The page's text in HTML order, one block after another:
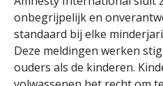
onbegrijpelijk en
standaard bij elke
Deze meldingen werken
ouders als de kinderen.